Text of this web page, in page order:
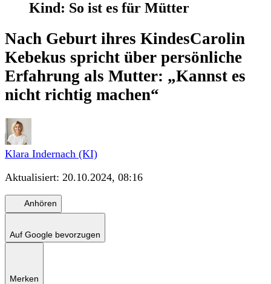
Kind: So ist es für Mütter
Nach Geburt ihres KindesCarolin
Kebekus spricht über persönliche
Erfahrung als Mutter: „Kannst es
nicht richtig machen“
Klara Indernach (KI)
Aktualisiert: 20.10.2024, 08:16
Anhören
Auf Google bevorzugen
Merken